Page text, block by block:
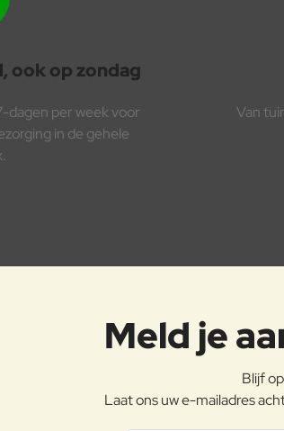
ook op zondag
dagen per week voor
in de gehele
Van
Meld je
Blijf
Laat ons uw e-mailadres